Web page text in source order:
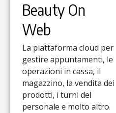
Beauty On
Web
La piattaforma cloud per
gestire appuntamenti, le
operazioni in cassa, il
magazzino, la vendita dei
prodotti, i turni del
personale e molto altro.